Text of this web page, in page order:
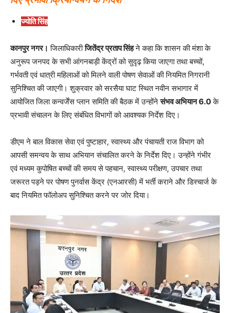
ज्योति सिंह
कानपुर नगर। जिलाधिकारीजितेंद्र प्रताप सिंहने कहा कि शासन की मंशा के
अनुरूप जनपद के सभी आंगनबाड़ी केंद्रों को सुदृढ़ किया जाएगा तथा बच्चों,
गर्भवती एवं धात्री महिलाओं को मिलने वाली पोषण सेवाओं की नियमित निगरानी
सुनिश्चित की जाएगी। शुक्रवार को सरसैया घाट स्थित नवीन सभागार में
आयोजित जिला कन्वर्जेंस प्लान समिति की बैठक में उन्होंनेसंभव अभियान 6.0के
प्रभावी संचालन के लिए संबंधित विभागों को आवश्यक निर्देश दिए।
डीएम ने बाल विकास सेवा एवं पुष्टाहार, स्वास्थ्य और पंचायती राज विभाग को
आपसी समन्वय के साथ अभियान संचालित करने के निर्देश दिए। उन्होंने गंभीर
एवं मध्यम कुपोषित बच्चों की समय से पहचान, स्वास्थ्य परीक्षण, उपचार तथा
जरूरत पड़ने पर पोषण पुनर्वास केंद्र (एनआरसी) में भर्ती कराने और डिस्चार्ज के
बाद नियमित फॉलोअप सुनिश्चित करने पर जोर दिया।